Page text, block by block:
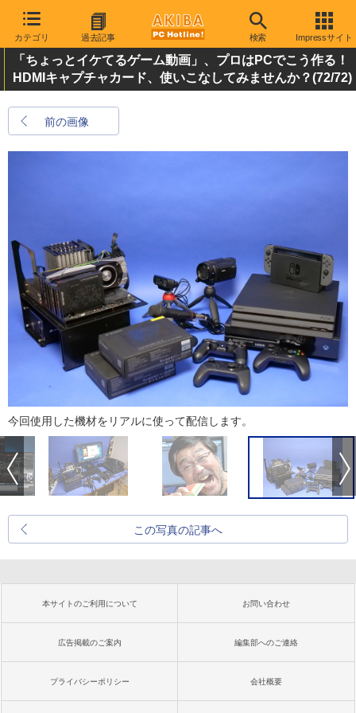
カテゴリ 過去記事 検索 Impressサイト
「ちょっとイケてるゲーム動画」、プロはPCでこう作る！
HDMIキャプチャカード、使いこなしてみませんか？(72/72)
前の画像
今回使用した機材をリアルに使って配信します。
この写真の記事へ
本サイトのご利用について お問い合わせ
広告掲載のご案内 編集部へのご連絡
プライバシーポリシー 会社概要